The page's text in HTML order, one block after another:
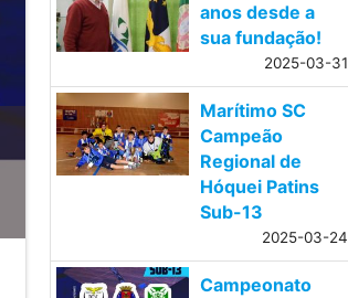
anos desde a
sua fundação!
2025-03-31
Marítimo SC
Campeão
Regional de
Hóquei Patins
Sub-13
2025-03-24
Campeonato